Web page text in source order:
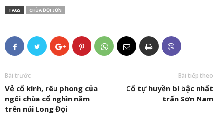
TAGS CHÙA ĐỌI SƠN
Bài trước
Vẻ cổ kính, rêu phong của
ngôi chùa cổ nghìn năm
trên núi Long Đọi
Bài tiếp theo
Cổ tự huyền bí bậc nhất
trấn Sơn Nam